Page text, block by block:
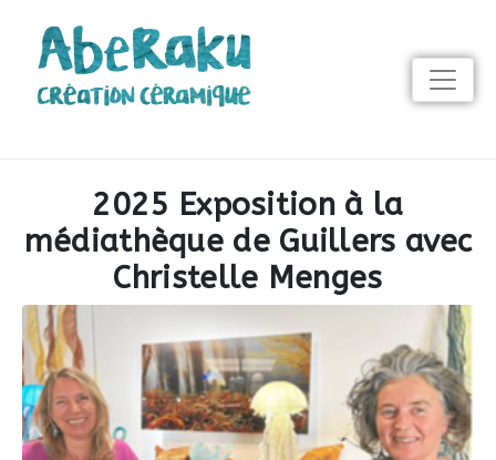
2025 Exposition à la
médiathèque de Guillers avec
Christelle Menges